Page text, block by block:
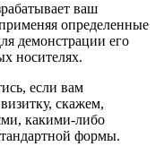
ваш
определенные
демонстрации его
носителях.
если вам
скажем,
какими-либо
формы.